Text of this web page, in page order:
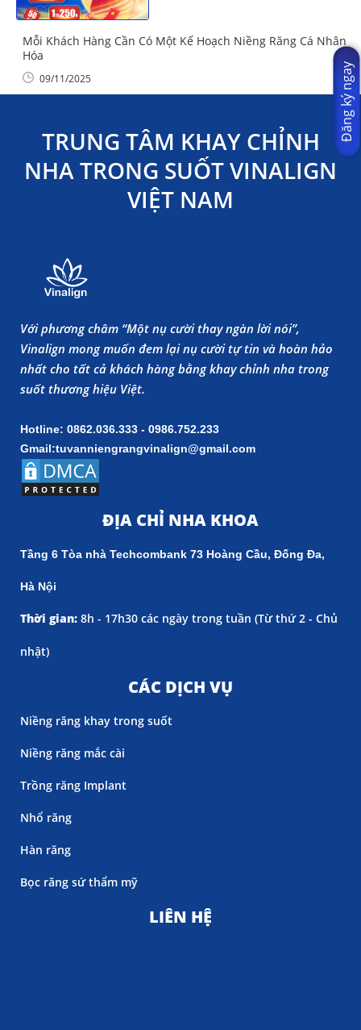
Mỗi Khách Hàng Cần Có Một Kế Hoạch Niềng Răng Cá Nhân
Hóa
09/11/2025
TRUNG TÂM KHAY CHỈNH
NHA TRONG SUỐT VINALIGN
VIỆT NAM
Với phương châm “Một nụ cười thay ngàn lời nói”,
Vinalign mong muốn đem lại nụ cười tự tin và hoàn hảo
nhất cho tất cả khách hàng bằng khay chỉnh nha trong
suốt thương hiệu Việt.
Hotline: 0862.036.333 - 0986.752.233
Gmail:tuvanniengrangvinalign@gmail.com
ĐỊA CHỈ NHA KHOA
Tầng 6 Tòa nhà Techcombank 73 Hoàng Cầu, Đống Đa,
Hà Nội
Thời gian: 8h - 17h30 các ngày trong tuần (Từ thứ 2 - Chủ
nhật)
CÁC DỊCH VỤ
Niềng răng khay trong suốt
Niềng răng mắc cài
Trồng răng Implant
Nhổ răng
Hàn răng
Bọc răng sứ thẩm mỹ
LIÊN HỆ
Đăng ký ngay